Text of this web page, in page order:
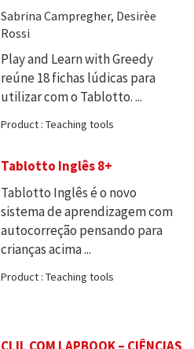
Sabrina Campregher, Desirèe
Rossi
Play and Learn with Greedy
reúne 18 fichas lúdicas para
utilizar com o Tablotto. ...
Product : Teaching tools
Tablotto Inglês 8+
Tablotto Inglês é o novo
sistema de aprendizagem com
autocorreção pensando para
crianças acima ...
Product : Teaching tools